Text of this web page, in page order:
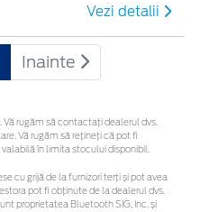
Vezi detalii
Inainte
rugăm să contactaţi dealerul dvs.
Vă rugăm să rețineți că pot fi
în limita stocului disponibil.
cu grijă de la furnizori terți și pot avea
pot fi obținute de la dealerul dvs.
proprietatea Bluetooth SIG, Inc. și